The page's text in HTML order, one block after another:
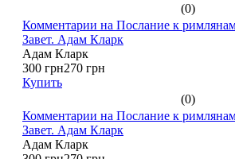
(0)
Комментарии на Послание к
Завет. Адам Кларк
Адам Кларк
300 грн270 грн
Купить
(0)
Комментарии на Послание к
Завет. Адам Кларк
Адам Кларк